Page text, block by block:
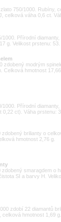
750/1000. Rubíny,
celková váha 0,6 ct.
Přírodní
g. Velikost prstenu: 53.
zdobený modrým
hmotnost 17,66
Přírodní diamanty,
ct). Váha prstenu:
brilianty o
hmotnost 2,76 g.
smaragdem o
SI a barvy H.
zdobí 22 diamantů
hmotnost 1,69 g.